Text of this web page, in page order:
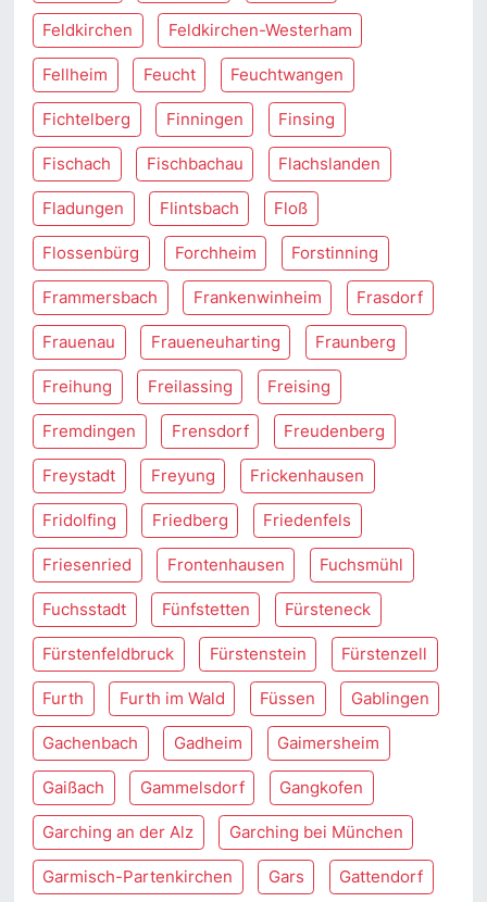
Feldkirchen Feldkirchen-Westerham
Fellheim Feucht Feuchtwangen
Fichtelberg Finningen Finsing
Fischach Fischbachau Flachslanden
Fladungen Flintsbach Floß
Flossenbürg Forchheim Forstinning
Frammersbach Frankenwinheim Frasdorf
Frauenau Fraueneuharting Fraunberg
Freihung Freilassing Freising
Fremdingen Frensdorf Freudenberg
Freystadt Freyung Frickenhausen
Fridolfing Friedberg Friedenfels
Friesenried Frontenhausen Fuchsmühl
Fuchsstadt Fünfstetten Fürsteneck
Fürstenfeldbruck Fürstenstein Fürstenzell
Furth Furth im Wald Füssen Gablingen
Gachenbach Gadheim Gaimersheim
Gaißach Gammelsdorf Gangkofen
Garching an der Alz Garching bei München
Garmisch-Partenkirchen Gars Gattendorf